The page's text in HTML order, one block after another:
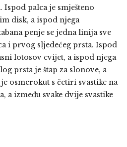
Ispod palca je smješteno
disk, a ispod njega
penje se jedna linija sve
i prvog sljedećeg prsta. Ispod
lotosov cvijet, a ispod njega
prsta je štap za slonove, a
osmerokut s četiri svastike na
a između svake dvije svastike